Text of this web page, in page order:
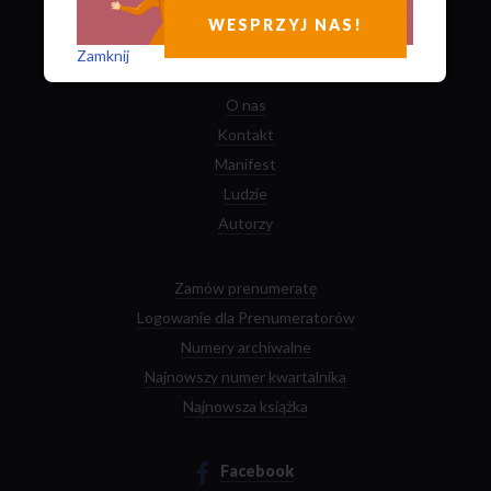
8 sposobów
Zobacz kto nas rekomenduje
O nas
Kontakt
Manifest
Ludzie
Autorzy
Zamów prenumeratę
Logowanie dla Prenumeratorów
Numery archiwalne
Najnowszy numer kwartalnika
Najnowsza książka
Facebook
WESPRZYJ NAS!
Zamknij